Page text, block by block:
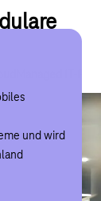
und wird
und
Cloud
DSGVO-
und
sowie
deutschen
Private
und